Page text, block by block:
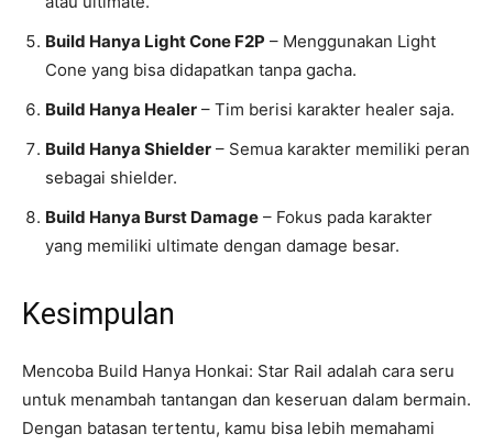
Build Hanya Light Cone F2P – Menggunakan Light
Cone yang bisa didapatkan tanpa gacha.
Build Hanya Healer – Tim berisi karakter healer saja.
Build Hanya Shielder – Semua karakter memiliki peran
sebagai shielder.
Build Hanya Burst Damage – Fokus pada karakter
yang memiliki ultimate dengan damage besar.
Kesimpulan
Mencoba Build Hanya Honkai: Star Rail adalah cara seru
untuk menambah tantangan dan keseruan dalam bermain.
Dengan batasan tertentu, kamu bisa lebih memahami